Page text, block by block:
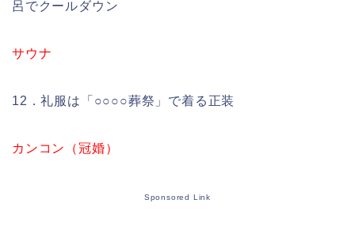
呂でクールダウン
サウナ
12．礼服は「○○○○葬祭」で着る正装
カンコン（冠婚）
Sponsored Link